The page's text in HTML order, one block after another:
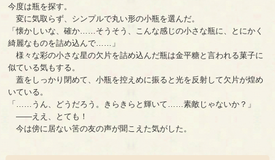
今度は瓶を探す。
変に気取らず、シンプルで丸い形の小瓶を選んだ。
「懐かしいな、確か……そうそう、こんな感じの小さな瓶に、とにかく
綺麗なものを詰め込んで……」
様々な彩の小さな星の欠片を詰め込んだ瓶は金平糖と言われる菓子に
似ている気もする。
蓋をしっかり閉めて、小瓶を控えめに振ると光を反射して欠片が煌め
いている。
「……うん、どうだろう。きらきらと輝いて……素敵じゃないか？」
――ええ、とても！
今は傍に居ない筈の友の声が聞こえた気がした。